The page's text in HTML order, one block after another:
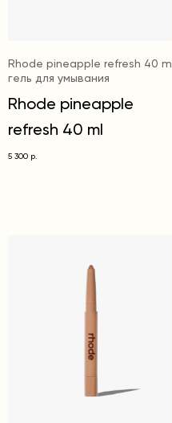
Rhode pineapple refresh 40 ml
гель для умывания
Rhode pineapple
refresh 40 ml
5 300 р.